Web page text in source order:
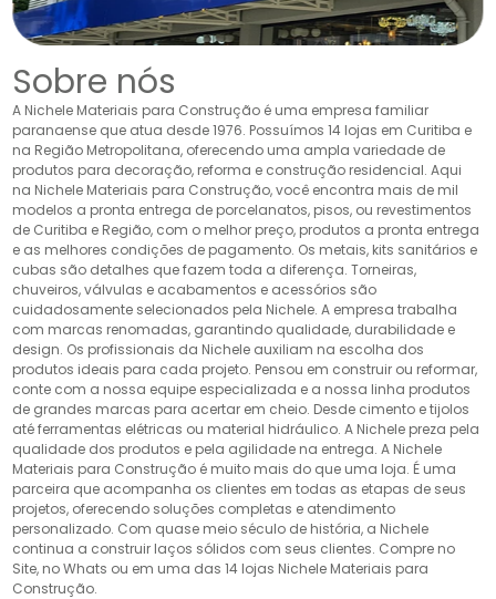
Sobre nós
A Nichele Materiais para Construção é uma empresa familiar
paranaense que atua desde 1976. Possuímos 14 lojas em Curitiba e
na Região Metropolitana, oferecendo uma ampla variedade de
produtos para decoração, reforma e construção residencial. Aqui
na Nichele Materiais para Construção, você encontra mais de mil
modelos a pronta entrega de porcelanatos, pisos, ou revestimentos
de Curitiba e Região, com o melhor preço, produtos a pronta entrega
e as melhores condições de pagamento. Os metais, kits sanitários e
cubas são detalhes que fazem toda a diferença. Torneiras,
chuveiros, válvulas e acabamentos e acessórios são
cuidadosamente selecionados pela Nichele. A empresa trabalha
com marcas renomadas, garantindo qualidade, durabilidade e
design. Os profissionais da Nichele auxiliam na escolha dos
produtos ideais para cada projeto. Pensou em construir ou reformar,
conte com a nossa equipe especializada e a nossa linha produtos
de grandes marcas para acertar em cheio. Desde cimento e tijolos
até ferramentas elétricas ou material hidráulico. A Nichele preza pela
qualidade dos produtos e pela agilidade na entrega. A Nichele
Materiais para Construção é muito mais do que uma loja. É uma
parceira que acompanha os clientes em todas as etapas de seus
projetos, oferecendo soluções completas e atendimento
personalizado. Com quase meio século de história, a Nichele
continua a construir laços sólidos com seus clientes. Compre no
Site, no Whats ou em uma das 14 lojas Nichele Materiais para
Construção.